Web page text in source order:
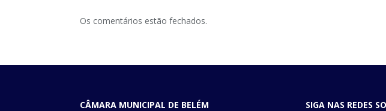
Os comentários estão fechados.
CÂMARA MUNICIPAL DE BELÉM SIGA NAS REDES